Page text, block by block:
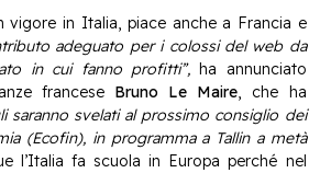
Bandi ISO 27001
BeeProd
vigore in Italia, piace anche a Francia e
adeguato per i colossi del web da
in cui fanno profitti”,ha annunciato
francese Bruno Le Maire, che ha
saranno svelati al prossimo consiglio dei
(Ecofin), in programma a Tallin a metà
l’Italia fa scuola in Europa perché nel